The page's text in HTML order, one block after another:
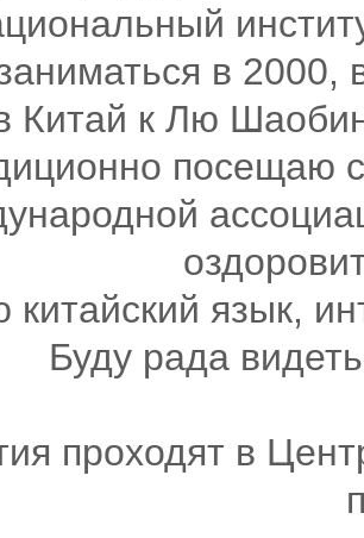
в 2000,
Китай к Лю
посещаю
китайский язык,
Буду рада
проходят в